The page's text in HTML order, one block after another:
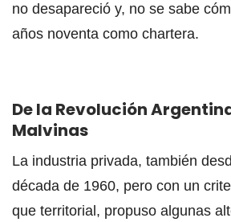
no desapareció y, no se sabe
años noventa como chartera.
De la Revolución
Malvinas
La industria privada, también
década de 1960, pero con un
que territorial, propuso algunas